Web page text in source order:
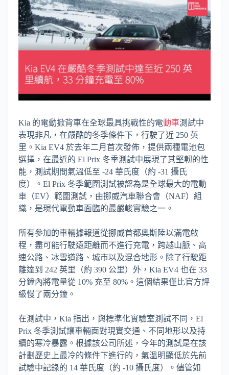
Kia 的電動掀背車在全球最具挑戰性的電動車測試中
表現非凡，在嚴酷的冬季條件下，行駛了近 250 英
里。Kia EV4 於去年二月首次發佈，提供兩種電池包
選擇，在最近的 El Prix 冬季測試中展現了其堅韌的性
能，測試期間氣溫低至 -24 華氏度（約 -31 攝氏
度）。El Prix 冬季範圍測試被認為是全球最大的電動
車（EV）範圍測試，由挪威汽車聯合會（NAF）組
織，是現代電動車面臨的最嚴峻實驗之一。
所有參加的車輛據報道從挪威首都奧斯陸以滿電啟
程，盡可能行駛遠距離而不進行充電，跨越山脈、高
速公路、冰雪道路、城市以及混合地形。除了行駛距
離達到 242 英里（約 390 公里）外，Kia EV4 也在 33
分鐘內將電量從 10% 充至 80%。這個結果僅比官方評
級慢了兩分鐘。
在測試中，Kia 指出，與標準化實驗室測試不同，El
Prix 冬季測試讓車輛面對現實交通、不同地形以及持
續的寒冷暴露。根據該公司所述，今年的測試是在該
計劃歷史上最冷的條件下進行的，氣溫明顯低於先前
試驗中記錄的 14 華氏度（約 -10 攝氏度）。儘管如